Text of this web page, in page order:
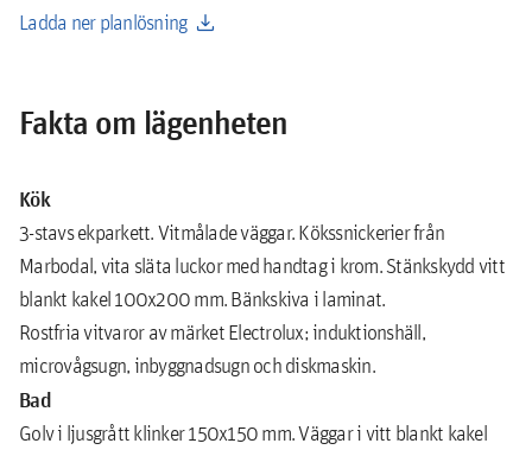
Ladda ner planlösning download
Fakta om lägenheten
Kök
3-stavs ekparkett. Vitmålade väggar. Kökssnickerier från
Marbodal, vita släta luckor med handtag i krom. Stänkskydd vitt
blankt kakel 100x200 mm. Bänkskiva i laminat.
Rostfria vitvaror av märket Electrolux; induktionshäll,
microvågsugn, inbyggnadsugn och diskmaskin.
Bad
Golv i ljusgrått klinker 150x150 mm. Väggar i vitt blankt kakel